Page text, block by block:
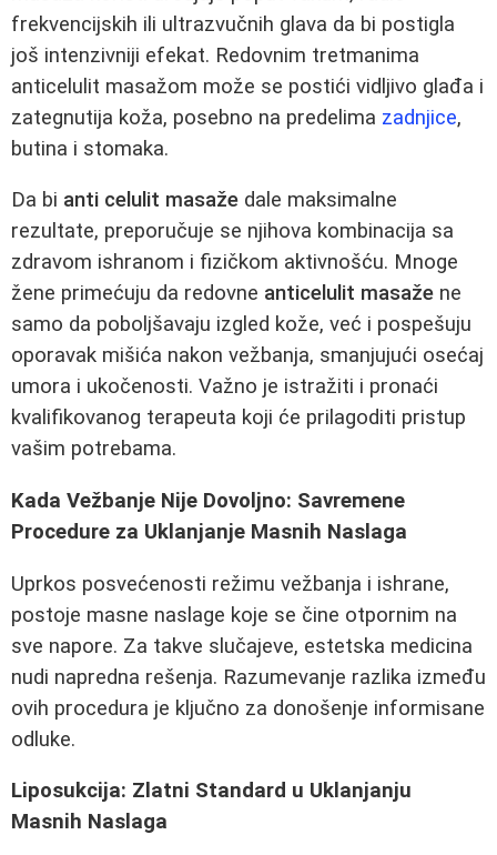
frekvencijskih ili ultrazvučnih glava da bi postigla
još intenzivniji efekat. Redovnim tretmanima
anticelulit masažom može se postići vidljivo glađa i
zategnutija koža, posebno na predelima zadnjice,
butina i stomaka.
Da bi anti celulit masaže dale maksimalne
rezultate, preporučuje se njihova kombinacija sa
zdravom ishranom i fizičkom aktivnošću. Mnoge
žene primećuju da redovne anticelulit masaže ne
samo da poboljšavaju izgled kože, već i pospešuju
oporavak mišića nakon vežbanja, smanjujući osećaj
umora i ukočenosti. Važno je istražiti i pronaći
kvalifikovanog terapeuta koji će prilagoditi pristup
vašim potrebama.
Kada Vežbanje Nije Dovoljno: Savremene
Procedure za Uklanjanje Masnih Naslaga
Uprkos posvećenosti režimu vežbanja i ishrane,
postoje masne naslage koje se čine otpornim na
sve napore. Za takve slučajeve, estetska medicina
nudi napredna rešenja. Razumevanje razlika između
ovih procedura je ključno za donošenje informisane
odluke.
Liposukcija: Zlatni Standard u Uklanjanju
Masnih Naslaga